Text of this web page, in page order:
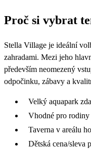
Proč si vybrat
Stella Village je ideální
zahradami. Mezi jeho
především neomezený
odpočinku, zábavy a
Velký aquapark
Vhodné pro rodiny
Taverna v areálu
Dětská cena/sleva